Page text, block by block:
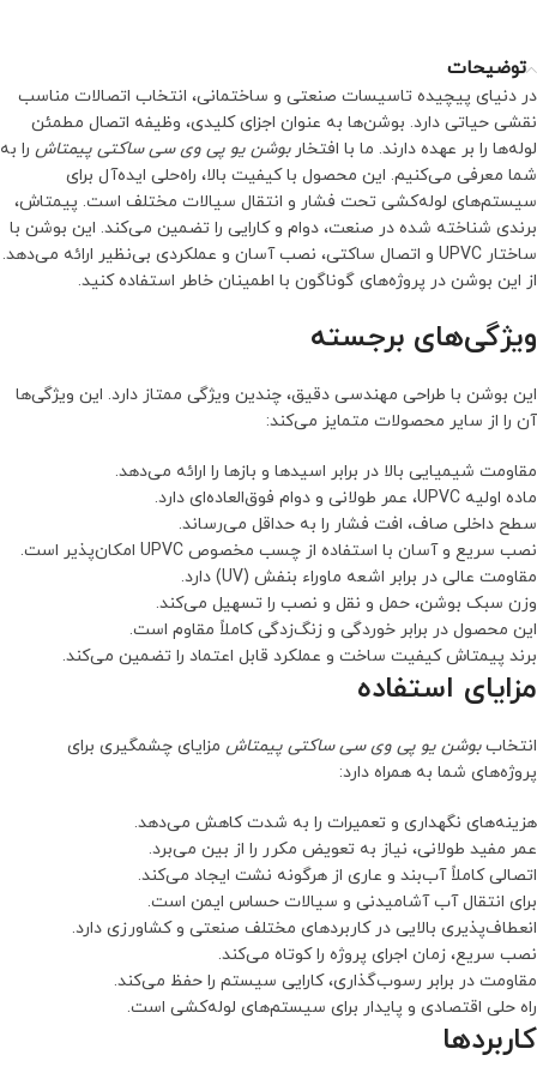
توضیحات
در دنیای پیچیده تاسیسات صنعتی و ساختمانی، انتخاب اتصالات مناسب
نقشی حیاتی دارد. بوشن‌ها به عنوان اجزای کلیدی، وظیفه اتصال مطمئن
لوله‌ها را بر عهده دارند. ما با افتخاربوشن یو پی وی سی ساکتی پیمتاش را به
شما معرفی می‌کنیم. این محصول با کیفیت بالا، راه‌حلی ایده‌آل برای
سیستم‌های لوله‌کشی تحت فشار و انتقال سیالات مختلف است. پیمتاش،
برندی شناخته شده در صنعت، دوام و کارایی را تضمین می‌کند. این بوشن با
ساختار UPVC و اتصال ساکتی، نصب آسان و عملکردی بی‌نظیر ارائه می‌دهد.
از این بوشن در پروژه‌های گوناگون با اطمینان خاطر استفاده کنید.
ویژگی‌های برجسته
این بوشن با طراحی مهندسی دقیق، چندین ویژگی ممتاز دارد. این ویژگی‌ها
آن را از سایر محصولات متمایز می‌کند:
مقاومت شیمیایی بالا در برابر اسیدها و بازها را ارائه می‌دهد.
ماده اولیه UPVC، عمر طولانی و دوام فوق‌العاده‌ای دارد.
سطح داخلی صاف، افت فشار را به حداقل می‌رساند.
نصب سریع و آسان با استفاده از چسب مخصوص UPVC امکان‌پذیر است.
مقاومت عالی در برابر اشعه ماوراء بنفش (UV) دارد.
وزن سبک بوشن، حمل و نقل و نصب را تسهیل می‌کند.
این محصول در برابر خوردگی و زنگ‌زدگی کاملاً مقاوم است.
برند پیمتاش کیفیت ساخت و عملکرد قابل اعتماد را تضمین می‌کند.
مزایای استفاده
انتخاببوشن یو پی وی سی ساکتی پیمتاش مزایای چشمگیری برای
پروژه‌های شما به همراه دارد:
هزینه‌های نگهداری و تعمیرات را به شدت کاهش می‌دهد.
عمر مفید طولانی، نیاز به تعویض مکرر را از بین می‌برد.
اتصالی کاملاً آب‌بند و عاری از هرگونه نشت ایجاد می‌کند.
برای انتقال آب آشامیدنی و سیالات حساس ایمن است.
انعطاف‌پذیری بالایی در کاربردهای مختلف صنعتی و کشاورزی دارد.
نصب سریع، زمان اجرای پروژه را کوتاه می‌کند.
مقاومت در برابر رسوب‌گذاری، کارایی سیستم را حفظ می‌کند.
راه حلی اقتصادی و پایدار برای سیستم‌های لوله‌کشی است.
کاربردها